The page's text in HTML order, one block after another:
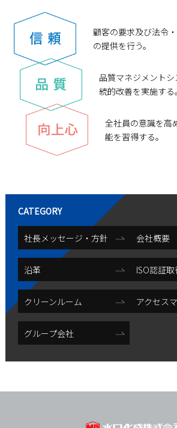
顧客の要求及び法令
の提供を行う。
品質マネジメント
続的改善を実施する。
全社員の意識を高
能を習得する。
社長メッセージ・方針 会社概要
沿革 ISO認証取
クリーンルーム アクセス
グループ会社